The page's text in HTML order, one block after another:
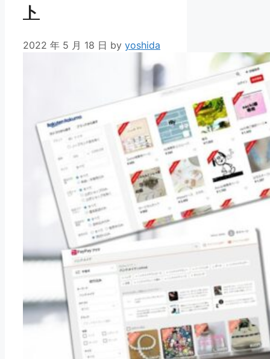
ト
2022 年 5 月 18 日 by yoshida